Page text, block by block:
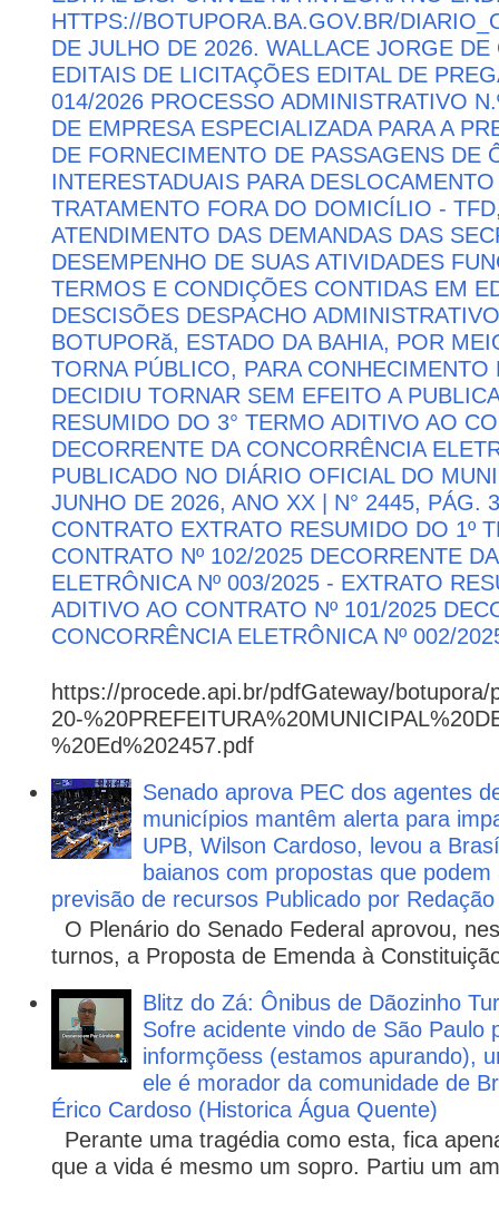
HTTPS://BOTUPORA.BA.GOV.BR/
DE JULHO DE 2026. WALLACE JORGE
EDITAIS DE LICITAÇÕES EDITAL DE
014/2026 PROCESSO ADMINISTRATIVO
DE EMPRESA ESPECIALIZADA PARA A
DE FORNECIMENTO DE PASSAGENS DE
INTERESTADUAIS PARA
TRATAMENTO FORA DO DOMICÍLIO -
ATENDIMENTO DAS DEMANDAS DAS
DESEMPENHO DE SUAS ATIVIDADES
TERMOS E CONDIÇÕES CONTIDAS EM
DESCISÕES DESPACHO
BOTUPORă, ESTADO DA BAHIA, POR
TORNA PÚBLICO, PARA
DECIDIU TORNAR SEM EFEITO A
RESUMIDO DO 3° TERMO ADITIVO AO
DECORRENTE DA CONCORRÊNCIA
PUBLICADO NO DIÁRIO OFICIAL DO
JUNHO DE 2026, ANO XX | N° 2445, PÁG.
CONTRATO EXTRATO RESUMIDO DO 1º
CONTRATO Nº 102/2025 DECORRENTE
ELETRÔNICA Nº 003/2025 - EXTRATO
ADITIVO AO CONTRATO Nº 101/2025
CONCORRÊNCIA ELETRÔNICA Nº 002/
https://procede.api.br/pdfGateway/
20-
%20Ed%202457.pdf
Senado aprova PEC dos agentes
municípios mantêm alerta para
UPB, Wilson Cardoso, levou a
baianos com propostas que
previsão de recursos Publicado por
O Plenário do Senado Federal aprovou,
turnos, a Proposta de Emenda à
Blitz do Zá: Ônibus de Dãozinho
Sofre acidente vindo de São Paulo
informçõess (estamos apurando),
ele é morador da comunidade de
Érico Cardoso (Historica Água Quente)
Perante uma tragédia como esta, fica
que a vida é mesmo um sopro. Partiu um